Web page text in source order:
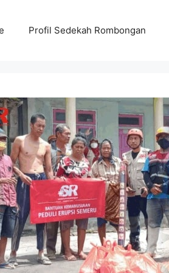
Profil Sedekah Rombongan